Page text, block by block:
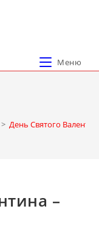
Меню
> День Святого
–